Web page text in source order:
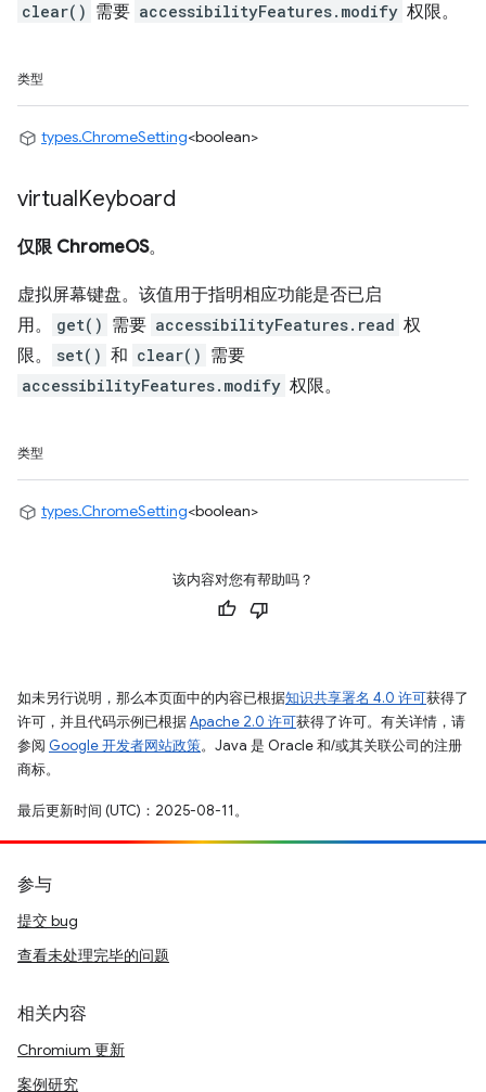
clear() 需要 accessibilityFeatures.modify 权限。
类型
types.ChromeSetting<boolean>
virtualKeyboard
仅限 ChromeOS。
虚拟屏幕键盘。该值用于指明相应功能是否已启
用。
get() 需要 accessibilityFeatures.read 权
限。
set() 和 clear() 需要
accessibilityFeatures.modify 权限。
类型
types.ChromeSetting<boolean>
该内容对您有帮助吗？
如未另行说明，那么本页面中的内容已根据知识共享署名 4.0 许可获得了
许可，并且代码示例已根据Apache 2.0 许可获得了许可。有关详情，请
参阅 Google 开发者网站政策。Java 是 Oracle 和/或其关联公司的注册
商标。
最后更新时间 (UTC)：2025-08-11。
参与
提交 bug
查看未处理完毕的问题
相关内容
Chromium 更新
案例研究